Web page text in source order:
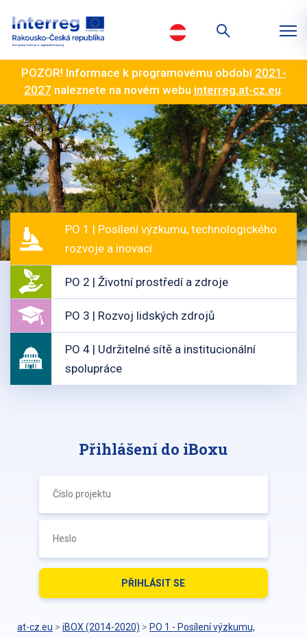
POZOR! Informace k programovému období 2021-
2027 naleznete na novém webu interreg.at-cz.eu.
PO 1 | Posílení výzkumu, technologického
rozvoje a inovací
PO 2 | Životní prostředí a zdroje
PO 3 | Rozvoj lidských zdrojů
PO 4 | Udržitelné sítě a institucionální
spolupráce
Přihlášení do iBoxu
at-cz.eu > iBOX (2014-2020) > PO 1 - Posílení výzkumu,